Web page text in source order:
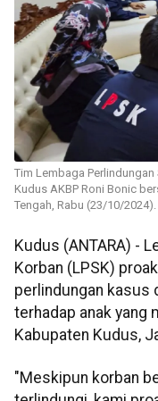
Tim Lembaga
Kudus AKBP Roni Bonic
Tengah, Rabu (23/10/
Kudus (ANTARA) -
Korban (LPSK)
perlindungan kasus
terhadap anak yang
Kabupaten Kudus,
"Meskipun korban